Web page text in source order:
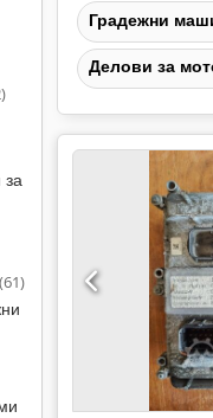
(61)
Градежни
Делови за